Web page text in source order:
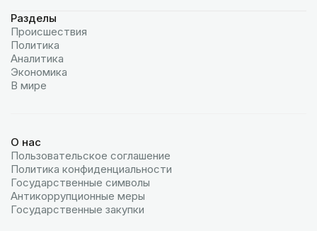
Разделы
Происшествия
Политика
Аналитика
Экономика
В мире
О нас
Пользовательское соглашение
Политика конфиденциальности
Государственные символы
Антикоррупционные меры
Государственные закупки